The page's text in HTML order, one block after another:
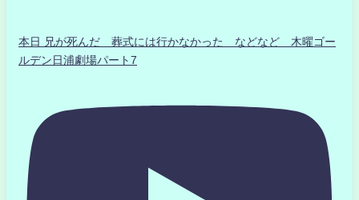
本日 兄が死んだ 葬式には行かなかった などなど 木曜ゴー
ルデン日浦劇場パート7